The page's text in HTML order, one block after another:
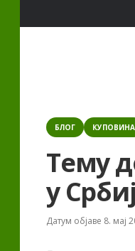
Categories
БЛОГ КУПОВИНА
Тему
у
Датум објаве 8. мај